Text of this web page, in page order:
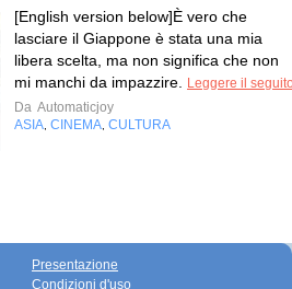
[English version below]È vero che
lasciare il Giappone è stata una mia
libera scelta, ma non significa che non
mi manchi da impazzire.
Leggere il
Da Automaticjoy
ASIA CINEMA CULTURA
Presentazione
Condizioni d'uso